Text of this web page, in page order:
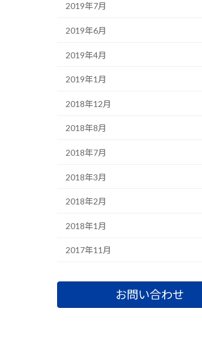
2019年7月
2019年6月
2019年4月
2019年1月
2018年12月
2018年8月
2018年7月
2018年3月
2018年2月
2018年1月
2017年11月
お問い合わせ